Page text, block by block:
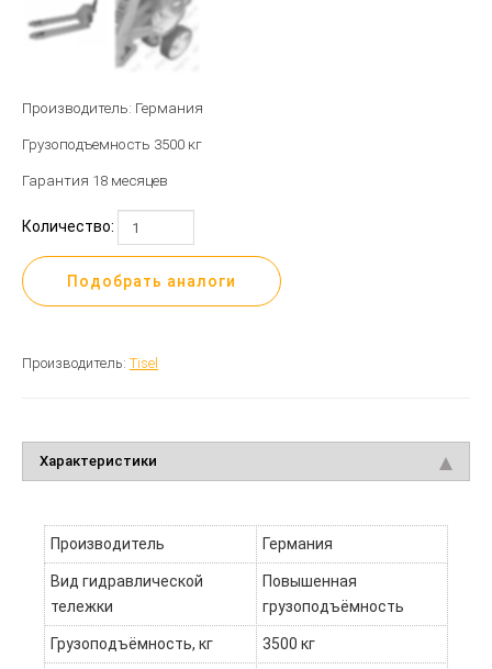
Производитель: Германия
Грузоподъемность 3500 кг
Гарантия 18 месяцев
Количество:
Подобрать аналоги
Производитель: Tisel
Характеристики
Производитель Германия
Вид гидравлической
тележки
Повышенная
грузоподъёмность
Грузоподъёмность, кг 3500 кг